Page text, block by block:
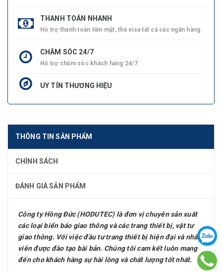
THANH TOÁN NHANH
Hỗ trợ thanh toán tiền mặt, thẻ visa tất cả các ngân hàng
CHĂM SÓC 24/7
Hỗ trợ chăm sóc khách hàng 24/7
UY TÍN THƯƠNG HIỆU
THÔNG TIN SẢN PHẨM
CHÍNH SÁCH
ĐÁNH GIÁ SẢN PHẨM
Công ty Hồng Đức (HODUTEC) là đơn vị chuyên sản xuất
các loại biển báo giao thông và các trang thiết bị, vật tư
giao thông. Với việc đầu tư trang thiết bị hiện đại và nhân
viên được đào tạo bài bản. Chúng tôi cam kết luôn mang
đến cho khách hàng sự hài lòng và chất lượng tốt nhất.